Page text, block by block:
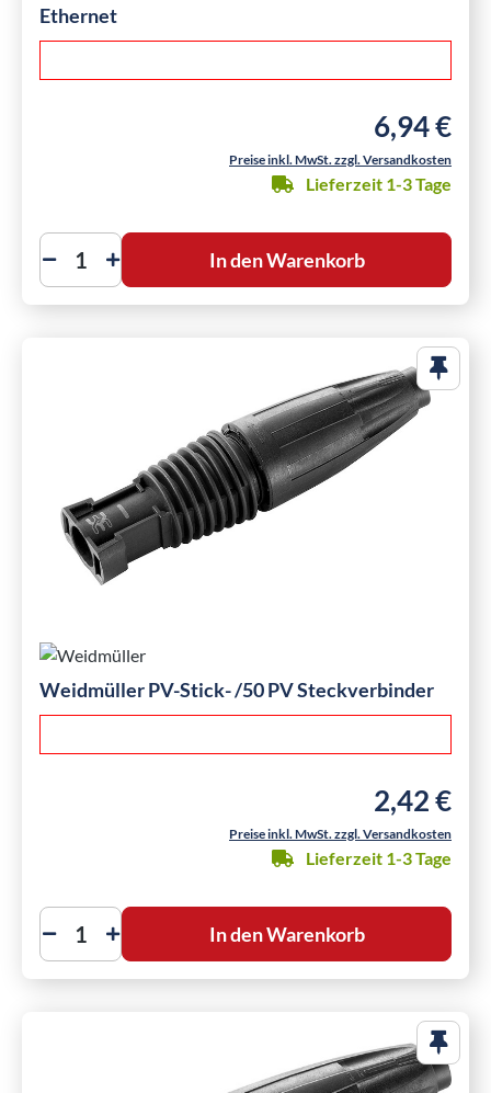
Ethernet
Regulärer
6,94 €
Preise inkl. MwSt. zzgl. Versandkosten
Lieferzeit 1-3 Tage
In den Warenkorb
Weidmüller PV-Stick- /50 PV Steckverbinder
Regulärer
2,42 €
Preise inkl. MwSt. zzgl. Versandkosten
Lieferzeit 1-3 Tage
In den Warenkorb